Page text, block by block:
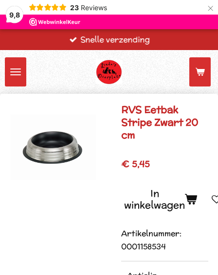
9,8
23 Reviews ×
Snelle verzending
RVS Eetbak
Stripe Zwart 20
cm
€ 5,45
In
winkelwagen
Artikelnummer:
0001158534